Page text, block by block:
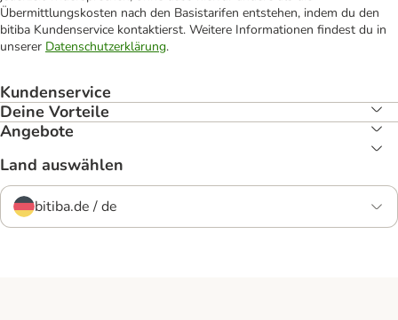
Übermittlungskosten nach den Basistarifen entstehen, indem du den
bitiba Kundenservice kontaktierst. Weitere Informationen findest du in
unserer Datenschutzerklärung.
Kundenservice
Deine Vorteile
Angebote
Land auswählen
bitiba.de / de